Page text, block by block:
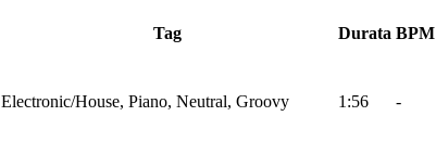
Tag Durata BPM
Electronic/House, Piano, Neutral, Groovy 1:56 -